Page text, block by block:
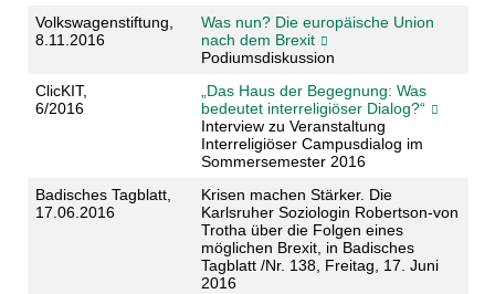
Volkswagenstiftung,
8.11.2016
Was nun? Die europäische Union
nach dem Brexit
Podiumsdiskussion
ClicKIT,
6/2016
„Das Haus der Begegnung: Was
bedeutet interreligiöser Dialog?“
Interview zu Veranstaltung
Interreligiöser Campusdialog im
Sommersemester 2016
Badisches Tagblatt,
17.06.2016
Krisen machen Stärker. Die
Karlsruher Soziologin Robertson-von
Trotha über die Folgen eines
möglichen Brexit, in Badisches
Tagblatt /Nr. 138, Freitag, 17. Juni
2016